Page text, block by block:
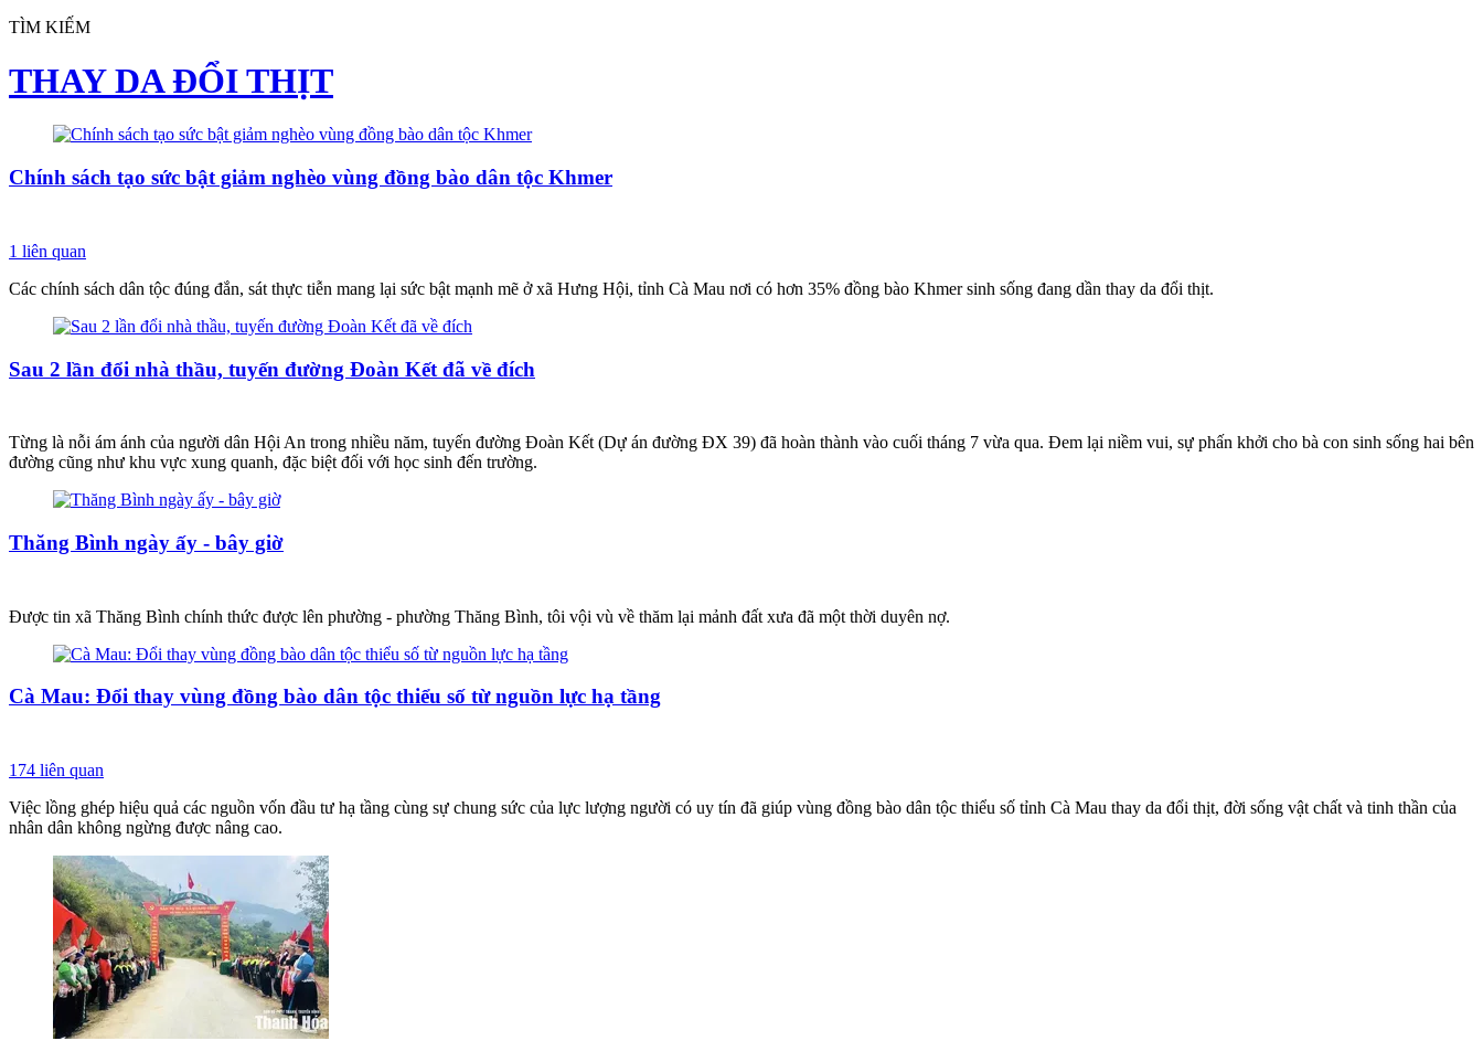
TÌM KIẾM
THAY DA ĐỔI THỊT
Chính sách tạo sức bật giảm nghèo vùng đồng bào dân tộc Khmer
1 liên quan
Các chính sách dân tộc đúng đắn, sát thực tiễn mang lại sức bật mạnh mẽ ở xã Hưng Hội, tỉnh Cà Mau nơi có hơn 35% đồng bào Khmer sinh sống đang dần thay da đổi thịt.
Sau 2 lần đổi nhà thầu, tuyến đường Đoàn Kết đã về đích
Từng là nỗi ám ánh của người dân Hội An trong nhiều năm, tuyến đường Đoàn Kết (Dự án đường ĐX 39) đã hoàn thành vào cuối tháng 7 vừa qua. Đem lại niềm vui, sự phấn khởi cho bà con sinh sống hai bên
đường cũng như khu vực xung quanh, đặc biệt đối với học sinh đến trường.
Thăng Bình ngày ấy - bây giờ
Được tin xã Thăng Bình chính thức được lên phường - phường Thăng Bình, tôi vội vù về thăm lại mảnh đất xưa đã một thời duyên nợ.
Cà Mau: Đổi thay vùng đồng bào dân tộc thiểu số từ nguồn lực hạ tầng
174 liên quan
Việc lồng ghép hiệu quả các nguồn vốn đầu tư hạ tầng cùng sự chung sức của lực lượng người có uy tín đã giúp vùng đồng bào dân tộc thiểu số tỉnh Cà Mau thay da đổi thịt, đời sống vật chất và tinh thần của
nhân dân không ngừng được nâng cao.